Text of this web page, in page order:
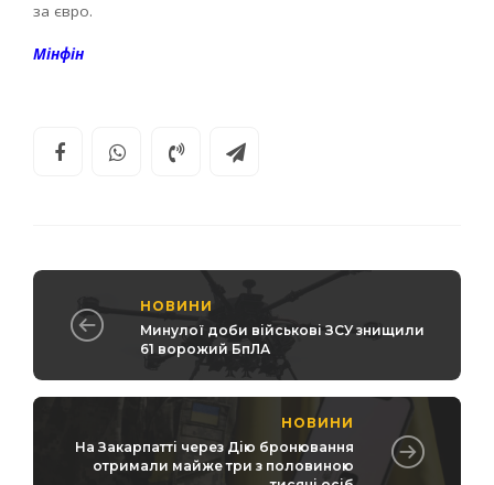
за євро.
Мінфін
НОВИНИ
Минулої доби військові ЗСУ знищили
61 ворожий БпЛА
НОВИНИ
На Закарпатті через Дію бронювання
отримали майже три з половиною